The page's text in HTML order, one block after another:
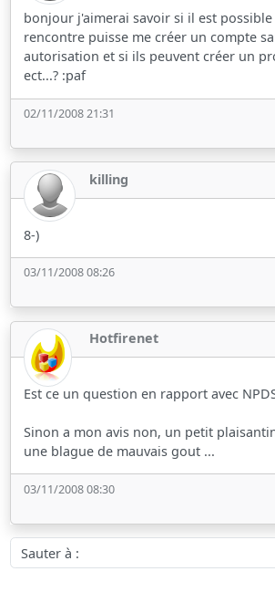
bonjour j'aimerai savoir si il est
rencontre puisse me créer un compte
autorisation et si ils peuvent créer un
ect...? :paf
02/11/2008 21:31
killing
8-)
03/11/2008 08:26
Hotfirenet
Est ce un question en rapport avec
Sinon a mon avis non, un petit
une blague de mauvais gout ...
03/11/2008 08:30
Sauter à :